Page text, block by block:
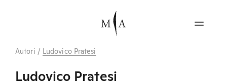
Autori / Ludovico Pratesi
Ludovico Pratesi